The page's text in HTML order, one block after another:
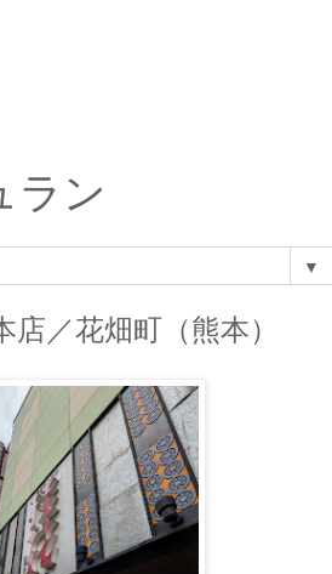
ラン
▼
／花畑町（熊本）